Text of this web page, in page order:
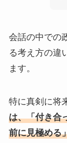
会話の中での
る考え方の違
ます。
特に真剣に将
は、「付き合
前に見極める